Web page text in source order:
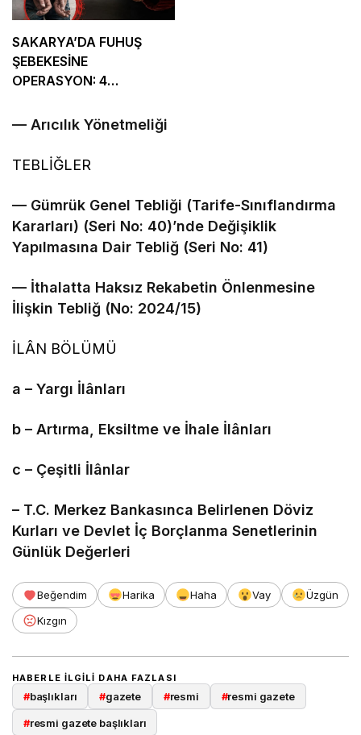
SAKARYA’DA FUHUŞ
ŞEBEKESİNE
OPERASYON: 4
–– Arıcılık Yönetmeliği
TEBLİĞLER
–– Gümrük Genel Tebliği (Tarife-Sınıflandırma
Kararları) (Seri No: 40)’nde Değişiklik
Yapılmasına Dair Tebliğ (Seri No: 41)
–– İthalatta Haksız Rekabetin Önlenmesine
İlişkin Tebliğ (No: 2024/15)
İLÂN BÖLÜMÜ
a – Yargı İlânları
b – Artırma, Eksiltme ve İhale İlânları
c – Çeşitli İlânlar
– T.C. Merkez Bankasınca Belirlenen Döviz
Kurları ve Devlet İç Borçlanma Senetlerinin
Günlük Değerleri
Beğendim Harika Haha Vay
Üzgün
Kızgın
HABERLE ILGILI DAHA FAZLASI
#başlıkları #gazete #resmi #resmi gazete
#resmi gazete başlıkları